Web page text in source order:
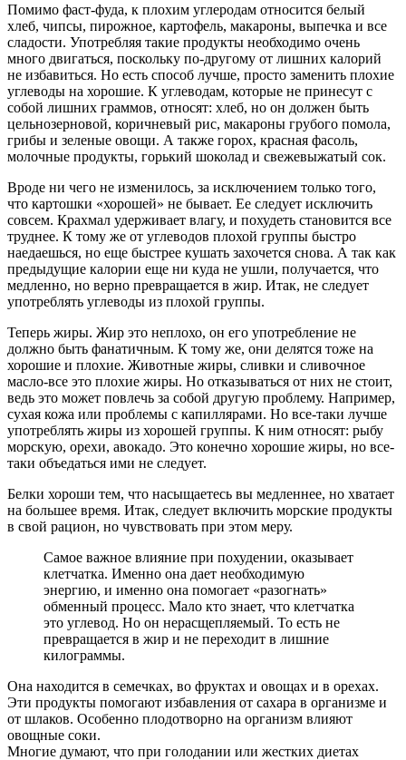
Помимо фаст-фуда, к плохим углеродам относится белый
хлеб, чипсы, пирожное, картофель, макароны, выпечка и все
сладости. Употребляя такие продукты необходимо очень
много двигаться, поскольку по-другому от лишних калорий
не избавиться. Но есть способ лучше, просто заменить плохие
углеводы на хорошие. К углеводам, которые не принесут с
собой лишних граммов, относят: хлеб, но он должен быть
цельнозерновой, коричневый рис, макароны грубого помола,
грибы и зеленые овощи. А также горох, красная фасоль,
молочные продукты, горький шоколад и свежевыжатый сок.
Вроде ни чего не изменилось, за исключением только того,
что картошки «хорошей» не бывает. Ее следует исключить
совсем. Крахмал удерживает влагу, и похудеть становится все
труднее. К тому же от углеводов плохой группы быстро
наедаешься, но еще быстрее кушать захочется снова. А так как
предыдущие калории еще ни куда не ушли, получается, что
медленно, но верно превращается в жир. Итак, не следует
употреблять углеводы из плохой группы.
Теперь жиры. Жир это неплохо, он его употребление не
должно быть фанатичным. К тому же, они делятся тоже на
хорошие и плохие. Животные жиры, сливки и сливочное
масло-все это плохие жиры. Но отказываться от них не стоит,
ведь это может повлечь за собой другую проблему. Например,
сухая кожа или проблемы с капиллярами. Но все-таки лучше
употреблять жиры из хорошей группы. К ним относят: рыбу
морскую, орехи, авокадо. Это конечно хорошие жиры, но все-
таки объедаться ими не следует.
Белки хороши тем, что насыщаетесь вы медленнее, но хватает
на большее время. Итак, следует включить морские продукты
в свой рацион, но чувствовать при этом меру.
Cамое важное влияние при похудении, оказывает
клетчатка. Именно она дает необходимую
энергию, и именно она помогает «разогнать»
обменный процесс. Мало кто знает, что клетчатка
это углевод. Но он нерасщепляемый. То есть не
превращается в жир и не переходит в лишние
килограммы.
Она находится в семечках, во фруктах и овощах и в орехах.
Эти продукты помогают избавления от сахара в организме и
от шлаков. Особенно плодотворно на организм влияют
овощные соки.
Многие думают, что при голодании или жестких диетах